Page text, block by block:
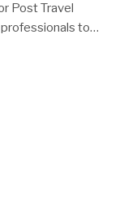
Post Travel
to…